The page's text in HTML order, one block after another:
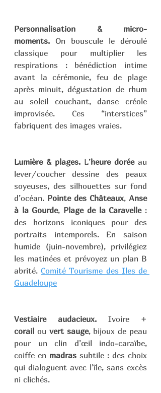
Personnalisation & micro-
moments. On bouscule le déroulé
classique pour multiplier les
respirations : bénédiction intime
avant la cérémonie, feu de plage
après minuit, dégustation de rhum
au soleil couchant, danse créole
improvisée. Ces “interstices”
fabriquent des images vraies.
Lumière & plages. L’heure dorée au
lever/coucher dessine des peaux
soyeuses, des silhouettes sur fond
d’océan. Pointe des Châteaux, Anse
à la Gourde, Plage de la Caravelle :
des horizons iconiques pour des
portraits intemporels. En saison
humide (juin-novembre), privilégiez
les matinées et prévoyez un plan B
abrité. Comité Tourisme des Iles de
Guadeloupe
Vestiaire audacieux.
corail ou vert sauge, bijoux de peau
pour un clin d’œil indo-caraïbe,
coiffe en madras subtile : des choix
qui dialoguent avec l’île, sans excès
ni clichés.